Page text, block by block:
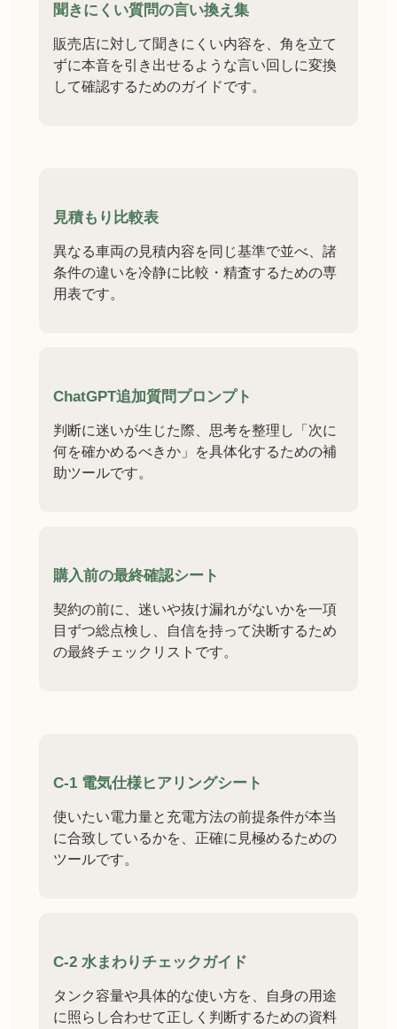
聞きにくい質問の言い換え集
販売店に対して聞きにくい内容を、角を立て
ずに本音を引き出せるような言い回しに変換
して確認するためのガイドです。
見積もり比較表
異なる車両の見積内容を同じ基準で並べ、諸
条件の違いを冷静に比較・精査するための専
用表です。
ChatGPT追加質問プロンプト
判断に迷いが生じた際、思考を整理し「次に
何を確かめるべきか」を具体化するための補
助ツールです。
購入前の最終確認シート
契約の前に、迷いや抜け漏れがないかを一項
目ずつ総点検し、自信を持って決断するため
の最終チェックリストです。
C-1 電気仕様ヒアリングシート
使いたい電力量と充電方法の前提条件が本当
に合致しているかを、正確に見極めるための
ツールです。
C-2 水まわりチェックガイド
タンク容量や具体的な使い方を、自身の用途
に照らし合わせて正しく判断するための資料